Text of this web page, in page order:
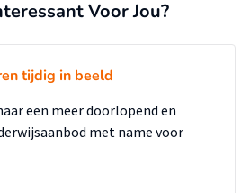
Voor Jou?
tijdig in beeld
een meer doorlopend en
met name voor